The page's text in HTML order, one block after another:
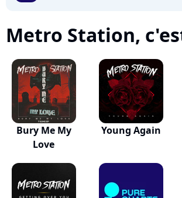
Metro Station,
Bury Me My
Love
Young Again